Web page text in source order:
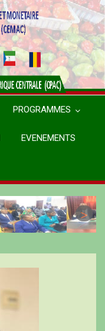
PROGRAMMES
EVENEMENTS